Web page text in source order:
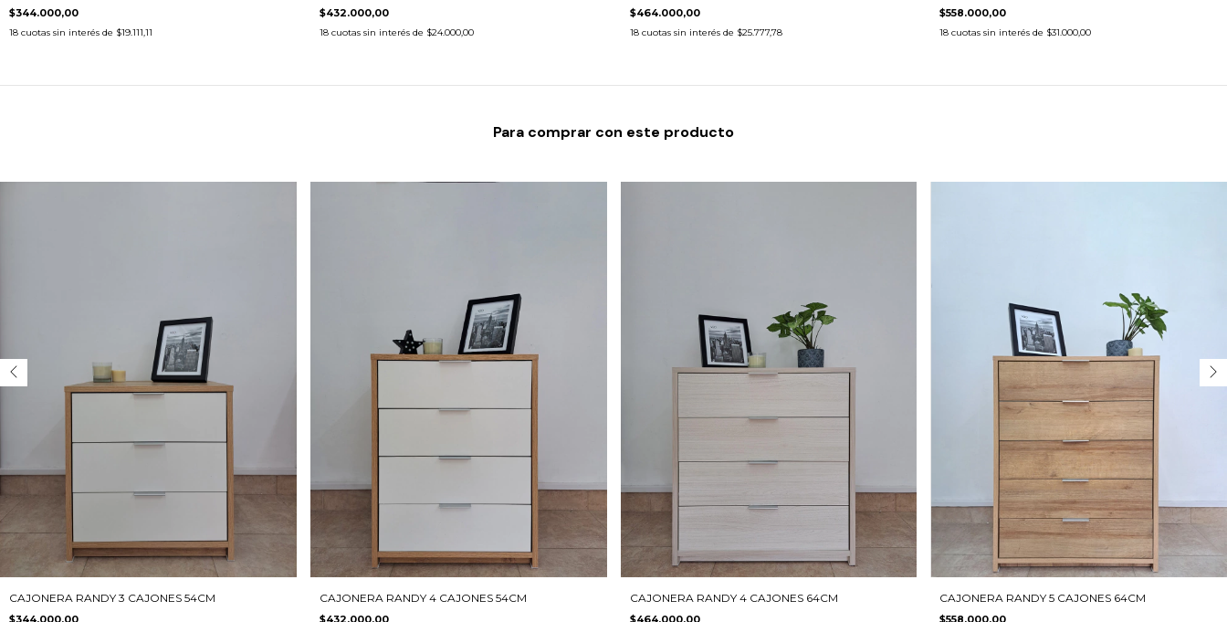
$344.000,00
18 cuotas sin interés de $19.111,11
$432.000,00
18 cuotas sin interés de $24.000,00
$464.000,00
18 cuotas sin interés de $25.777,78
$558.000,00
18 cuotas sin interés de $31.000,00
Para comprar con este producto
CAJONERA RANDY 3 CAJONES 54CM
$344.000,00
CAJONERA RANDY 4 CAJONES 54CM
$432.000,00
CAJONERA RANDY 4 CAJONES 64CM
$464.000,00
CAJONERA RANDY 5 CAJONES 64CM
$558.000,00